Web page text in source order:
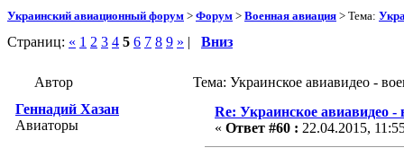
Украинский авиационный форум > Форум > Военная авиация > Тема:
Страниц: « 1 2 3 4 5 6 7 8 9 » | Вниз
Автор
Тема: Украинское авиавидео -
Геннадий Хазан
Авиаторы
Re: Украинское авиавидео -
« Ответ #60 : 22.04.2015,